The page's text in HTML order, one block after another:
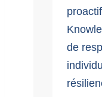
de